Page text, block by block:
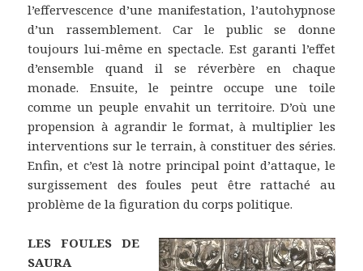
l’effervescence d’une manifestation, l’autohypnose
d’un rassemblement. Car le public se donne
toujours lui-même en spectacle. Est garanti l’effet
d’ensemble quand il se réverbère en chaque
monade. Ensuite, le peintre occupe une toile
comme un peuple envahit un territoire. D’où une
propension à agrandir le format, à multiplier les
interventions sur le terrain, à constituer des séries.
Enfin, et c’est là notre principal point d’attaque, le
surgissement des foules peut être rattaché au
problème de la figuration du corps politique.
LES FOULES DE
SAURA